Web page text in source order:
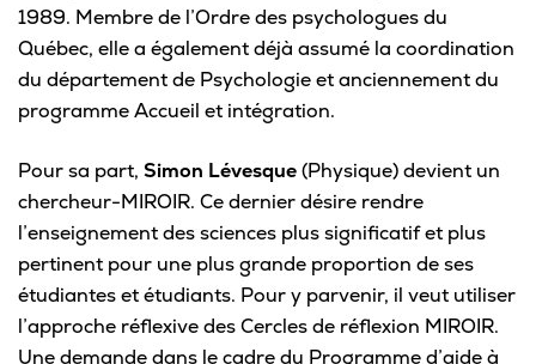
Liens utiles
Microsoft 365
Guichet des requêtes
Portail CégepTR
Intranet du personnel
1989. Membre de l’Ordre des psychologues du
Québec, elle a également déjà assumé la coordination
du département de Psychologie et anciennement du
programme Accueil et intégration.
Pour sa part, Simon Lévesque(Physique) devient un
chercheur-MIROIR. Ce dernier désire rendre
l’enseignement des sciences plus significatif et plus
pertinent pour une plus grande proportion de ses
étudiantes et étudiants. Pour y parvenir, il veut utiliser
l’approche réflexive des Cercles de réflexion MIROIR.
Une demande dans le cadre du Programme d’aide à